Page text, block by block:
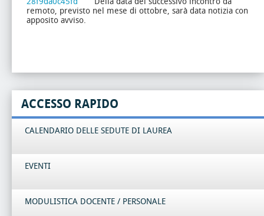
remoto, previsto nel mese di ottobre, sarà data notizia con
apposito avviso.
ACCESSO RAPIDO
CALENDARIO DELLE SEDUTE DI LAUREA
EVENTI
MODULISTICA DOCENTE / PERSONALE